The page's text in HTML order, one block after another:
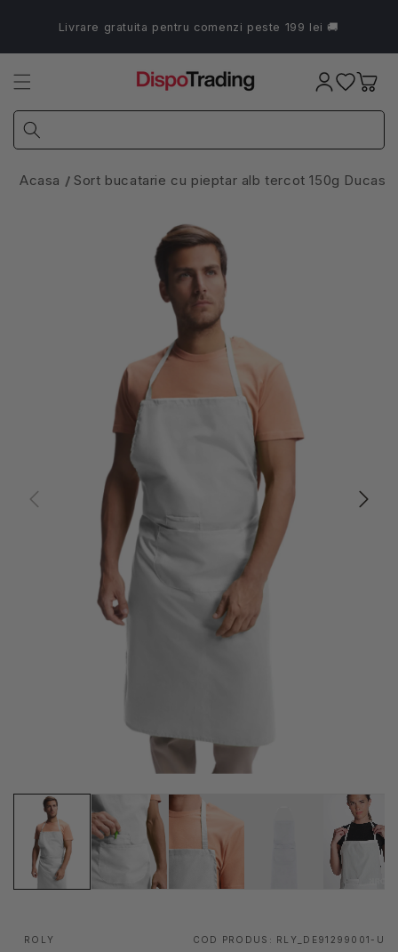
conținutLivrare gratuita pentru comenzi peste 199 lei 🚚
Coș
Acasa Sort bucatarie cu pieptar alb tercot 150g
ROLY COD PRODUS: RLY_DE91299001-U